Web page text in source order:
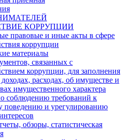
КОРРУПЦИИ
правовые и иные акты в сфере
коррупции
материалы
связанных с
коррупции, для заполнения
расходах, об имуществе и
имущественного характера
соблюдению требований к
поведению и урегулированию
обзоры, статистическая